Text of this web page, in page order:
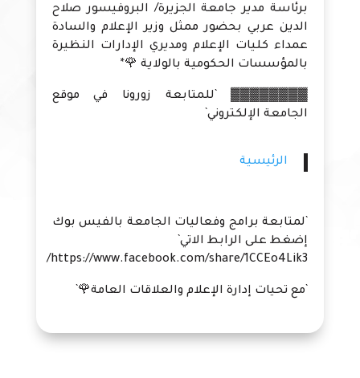
برئاسة مدير جامعة الجزيرة/ البروفيسور صلاح
الدين عربي بحضور ممثل وزير الإعلام والسادة
عمداء كليات الإعلام ومديري الإدارات النظيرة
بالمؤسسات الحكومية بالولاية 🌹*
▓▓▓▓▓▓▓▓ `للمتابعة زورونا في موقع
الجامعة الإلكتروني`
الرئيسية
`لمتابعة برامج وفعاليات الجامعة بالفيس بوك
إضغط على الرابط الاتي`
https://www.facebook.com/share/1CCEo4Lik3/
`مع تحيات إدارة الإعلام والعلاقات العامة🌹`